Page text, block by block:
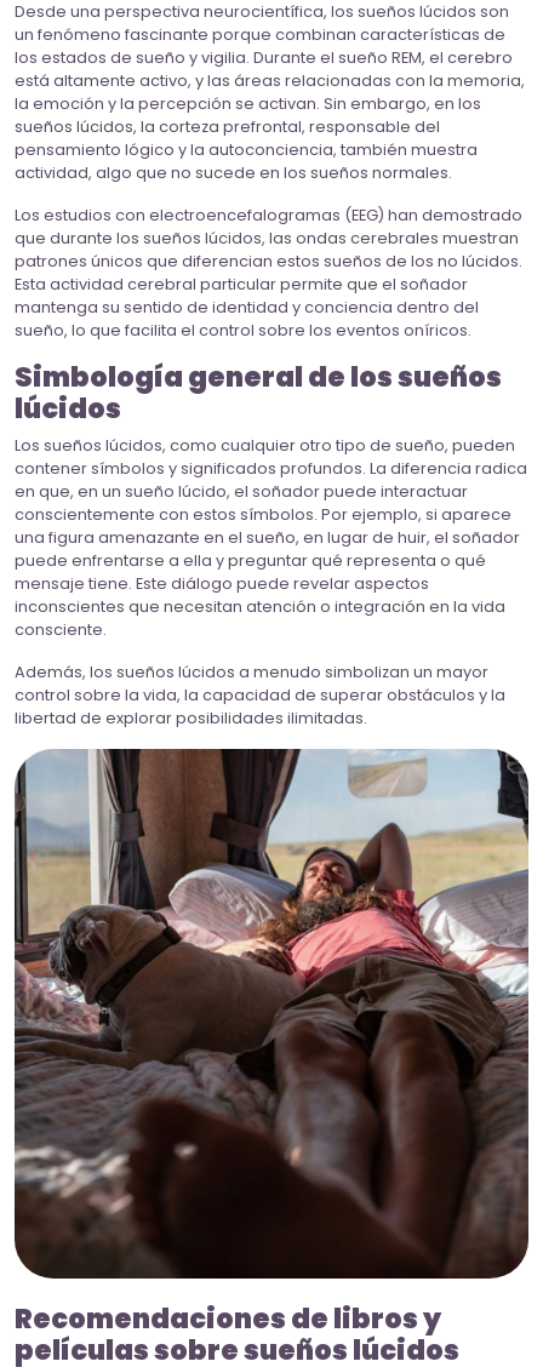
Desde una perspectiva neurocientífica, los sueños lúcidos son
un fenómeno fascinante porque combinan características de
los estados de sueño y vigilia. Durante el sueño REM, el cerebro
está altamente activo, y las áreas relacionadas con la memoria,
la emoción y la percepción se activan. Sin embargo, en los
sueños lúcidos, la corteza prefrontal, responsable del
pensamiento lógico y la autoconciencia, también muestra
actividad, algo que no sucede en los sueños normales.
Los estudios con electroencefalogramas (EEG) han demostrado
que durante los sueños lúcidos, las ondas cerebrales muestran
patrones únicos que diferencian estos sueños de los no lúcidos.
Esta actividad cerebral particular permite que el soñador
mantenga su sentido de identidad y conciencia dentro del
sueño, lo que facilita el control sobre los eventos oníricos.
Simbología general de los sueños
lúcidos
Los sueños lúcidos, como cualquier otro tipo de sueño, pueden
contener símbolos y significados profundos. La diferencia radica
en que, en un sueño lúcido, el soñador puede interactuar
conscientemente con estos símbolos. Por ejemplo, si aparece
una figura amenazante en el sueño, en lugar de huir, el soñador
puede enfrentarse a ella y preguntar qué representa o qué
mensaje tiene. Este diálogo puede revelar aspectos
inconscientes que necesitan atención o integración en la vida
consciente.
Además, los sueños lúcidos a menudo simbolizan un mayor
control sobre la vida, la capacidad de superar obstáculos y la
libertad de explorar posibilidades ilimitadas.
Recomendaciones de libros y
películas sobre sueños lúcidos